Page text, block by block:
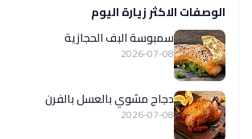
الوصفات الاكثر زيارة اليوم
سمبوسة البف الحجازية
2026-07-08
دجاج مشوي بالعسل بالفرن
2026-07-08